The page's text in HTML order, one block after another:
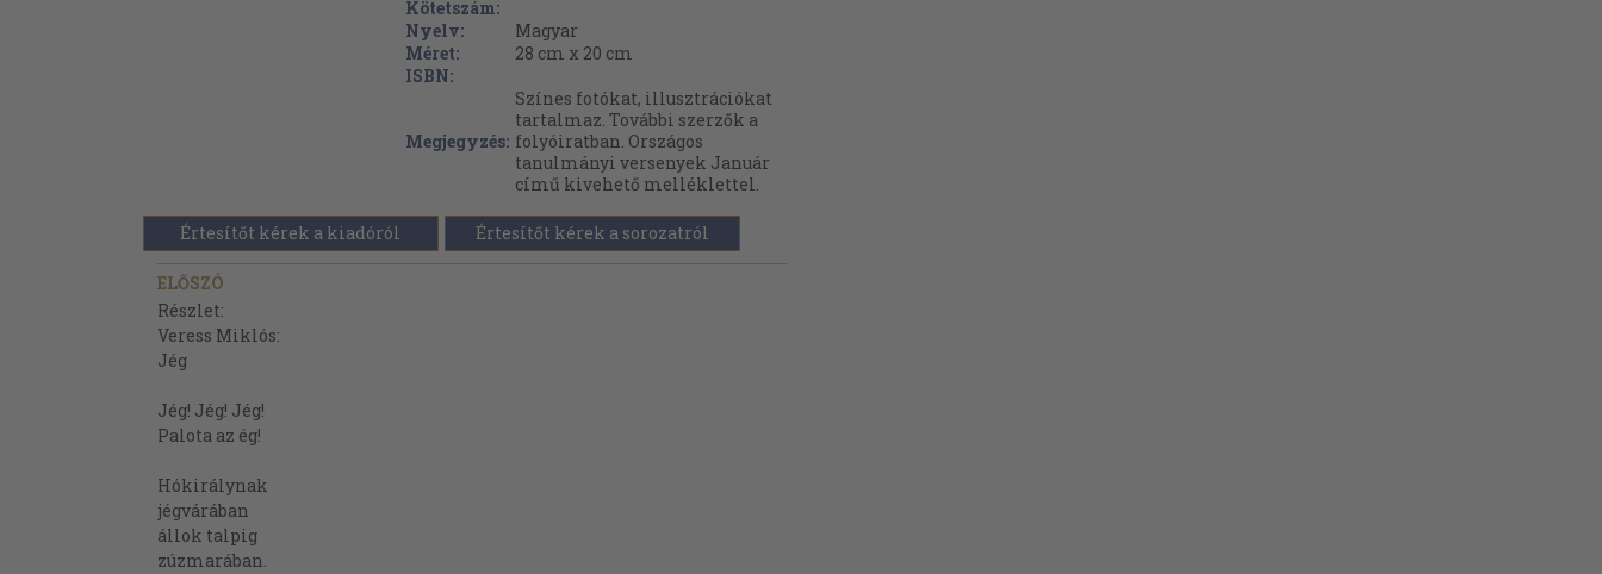
Kötetszám:
Nyelv:
Magyar
Méret:
28 cm x 20 cm
ISBN:
Megjegyzés:
Színes fotókat, illusztrációkat
tartalmaz. További szerzők a
folyóiratban. Országos
tanulmányi versenyek Január
című kivehető melléklettel.
Értesítőt kérek a kiadóról Értesítőt kérek a sorozatról
ELŐSZÓ
Részlet:
Veress Miklós:
Jég
Jég! Jég! Jég!
Palota az ég!
Hókirálynak
jégvárában
állok talpig
zúzmarában.